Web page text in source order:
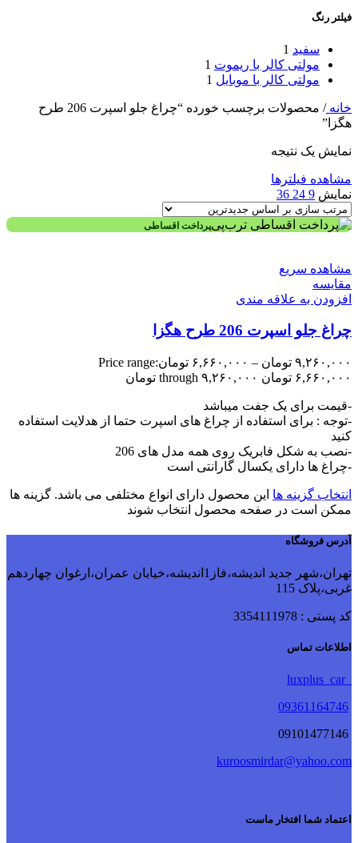
فیلتر رنگ
سفید 1
مولتی کالر با ریموت 1
مولتی کالر با موبایل 1
خانه/
محصولات برچسب خورده “چراغ جلو اسپرت 206 طرح
هگزا”
نمایش یک نتیجه
مشاهده فیلترها
نمایش 9
24
36
پرداخت اقساطی
مشاهده سریع
مقایسه
افزودن به علاقه مندی
چراغ جلو اسپرت 206 طرح هگزا
۹,۲۶۰,۰۰۰ تومان – ۶,۶۶۰,۰۰۰ تومانPrice range:
۶,۶۶۰,۰۰۰ تومان through ۹,۲۶۰,۰۰۰ تومان
-قیمت برای یک جفت میباشد
-توجه : برای استفاده از چراغ های اسپرت حتما از هدلایت استفاده
کنید
-نصب به شکل فابریک روی همه مدل های 206
-چراغ ها دارای یکسال گارانتی است
انتخاب گزینه ها این محصول دارای انواع مختلفی می باشد. گزینه ها
ممکن است در صفحه محصول انتخاب شوند
آدرس فروشگاه
تهران،شهر جدید اندیشه،فاز1اندیشه،خیابان عمران،ارغوان چهاردهم
غربی،پلاک 115
کد پستی : 3354111978
اطلاعات تماس
09361164746
kuroosmirdar@yahoo.com
اعتماد شما افتخار ماست